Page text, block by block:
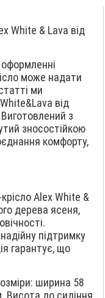
White & Lava від
може надати
ми
від
з
зносостійкою
комфорту,
Alex White &
дерева ясеня,
підтримку
гарантує, що
ширина 58
Висота до сидіння